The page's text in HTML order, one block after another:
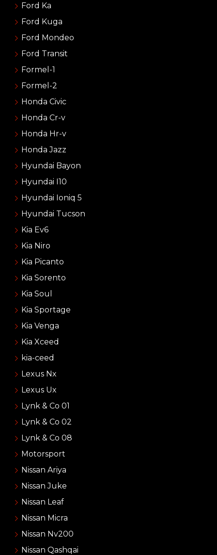
Ford Ka
Ford Kuga
Ford Mondeo
Ford Transit
Formel-1
Formel-2
Honda Civic
Honda Cr-v
Honda Hr-v
Honda Jazz
Hyundai Bayon
Hyundai I10
Hyundai Ioniq 5
Hyundai Tucson
Kia Ev6
Kia Niro
Kia Picanto
Kia Sorento
Kia Soul
Kia Sportage
Kia Venga
Kia Xceed
kia-ceed
Lexus Nx
Lexus Ux
Lynk & Co 01
Lynk & Co 02
Lynk & Co 08
Motorsport
Nissan Ariya
Nissan Juke
Nissan Leaf
Nissan Micra
Nissan Nv200
Nissan Qashqai